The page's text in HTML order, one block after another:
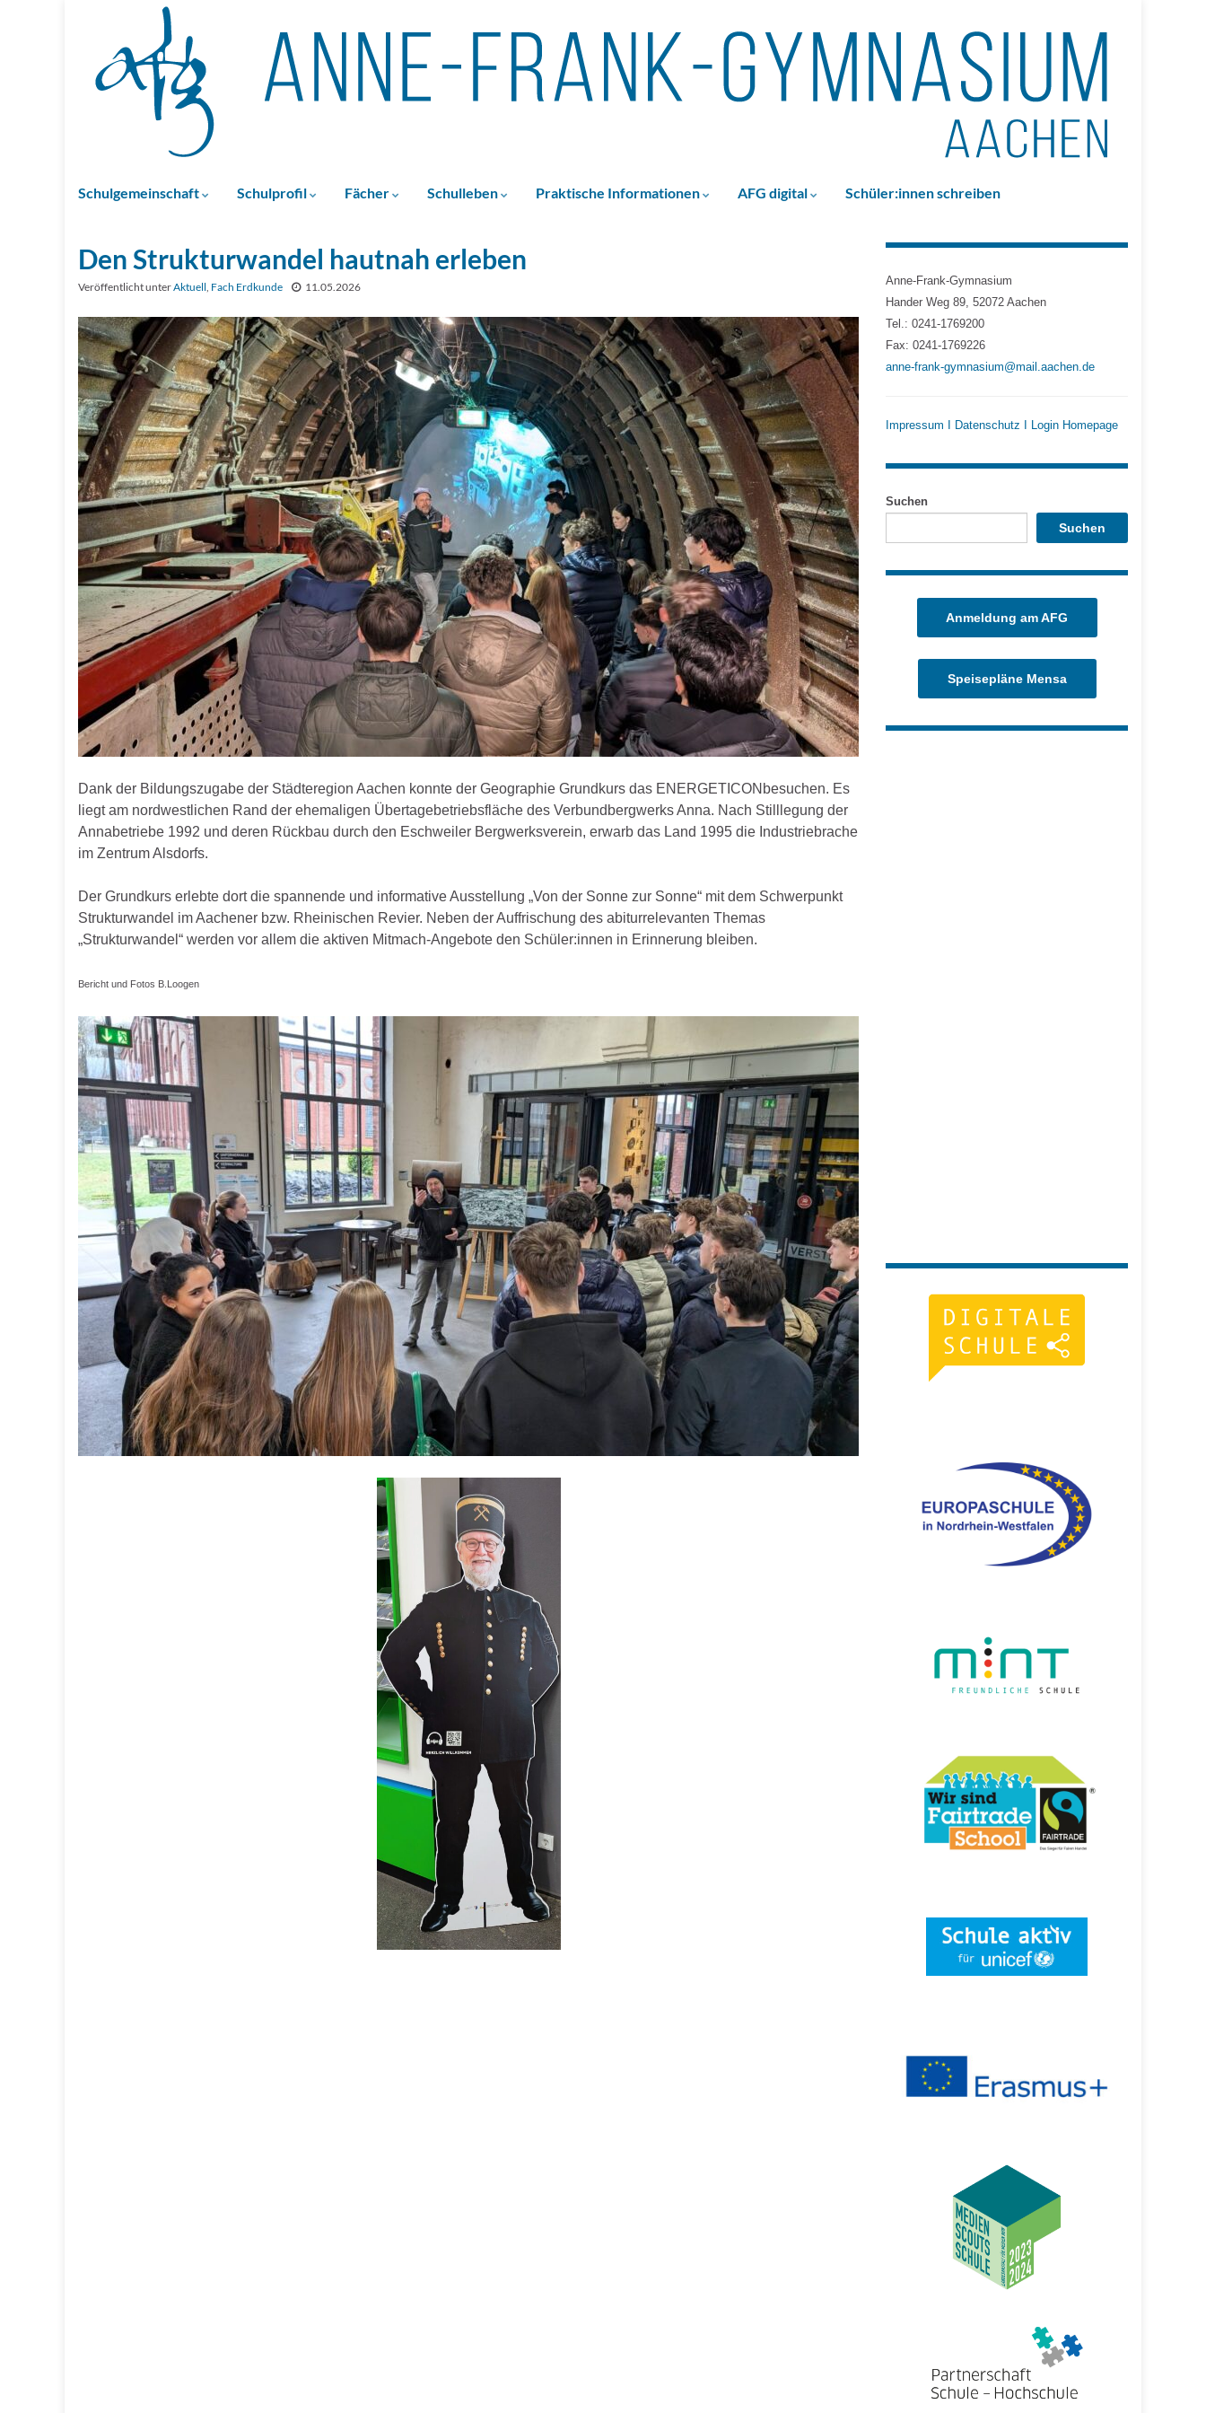
Schulgemeinschaft Schulprofil Fächer Schulleben Praktische Informationen AFG digital Schüler:innen schreiben
Den Strukturwandel hautnah erleben
Veröffentlicht unterAktuell, Fach Erdkunde 11.05.2026
Dank der Bildungszugabe der Städteregion Aachen konnte der Geographie Grundkurs das ENERGETICONbesuchen. Es
liegt am nordwestlichen Rand der ehemaligen Übertagebetriebsfläche des Verbundbergwerks Anna. Nach Stilllegung der
Annabetriebe 1992 und deren Rückbau durch den Eschweiler Bergwerksverein, erwarb das Land 1995 die Industriebrache
im Zentrum Alsdorfs.
Der Grundkurs erlebte dort die spannende und informative Ausstellung „Von der Sonne zur Sonne“ mit dem Schwerpunkt
Strukturwandel im Aachener bzw. Rheinischen Revier. Neben der Auffrischung des abiturrelevanten Themas
„Strukturwandel“ werden vor allem die aktiven Mitmach-Angebote den Schüler:innen in Erinnerung bleiben.
Bericht und Fotos B.Loogen
Anne-Frank-Gymnasium
Hander Weg 89, 52072 Aachen
Tel.: 0241-1769200
Fax: 0241-1769226
anne-frank-gymnasium@mail.aachen.de
Impressum Datenschutz Login Homepage
Suchen
Suchen
Anmeldung am AFG
Speisepläne Mensa